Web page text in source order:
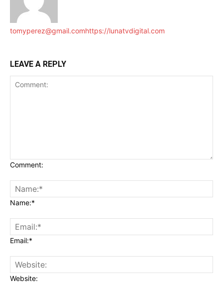
tomyperez@gmail.comhttps://lunatvdigital.com
LEAVE A REPLY
Comment:
Name:*
Email:*
Website: